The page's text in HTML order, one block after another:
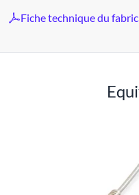
Fiche technique du